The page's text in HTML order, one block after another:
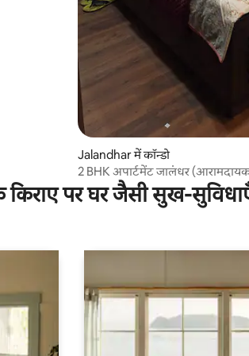
Jalandhar में कॉन्डो
2 BHK अपार्टमेंट जालंधर (आरामदायक और
शांतिपूर्ण)
किराए पर घर जैसी सुख-